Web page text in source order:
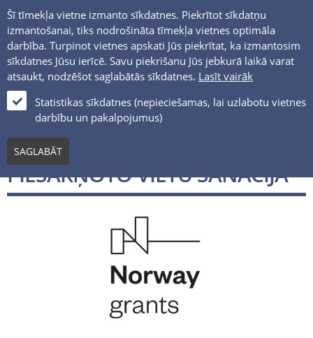
Šī tīmekļa vietne izmanto sīkdatnes. Piekrītot sīkdatņu
izmantošanai, tiks nodrošināta tīmekļa vietnes optimāla
darbība. Turpinot vietnes apskati Jūs piekrītat, ka izmantosim
sīkdatnes Jūsu ierīcē. Savu piekrišanu Jūs jebkurā laikā varat
atsaukt, nodzēšot saglabātās sīkdatnes. Lasīt vairāk
Statistikas sīkdatnes (nepieciešamas, lai uzlabotu vietnes
darbību un pakalpojumus)
SAGLABĀT
PROJEKTS "VBP/VĒSTURISKI
PIESĀRŅOTO VIETU SANĀCIJA"